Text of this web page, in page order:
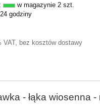
w magazynie 2 szt.
24 godziny
VAT, bez kosztów dostawy
- łąka wiosenna